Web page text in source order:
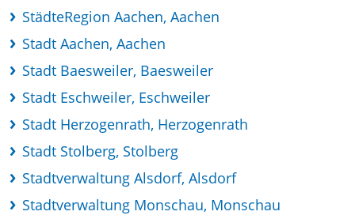
StädteRegion Aachen, Aachen
Stadt Aachen, Aachen
Stadt Baesweiler, Baesweiler
Stadt Eschweiler, Eschweiler
Stadt Herzogenrath, Herzogenrath
Stadt Stolberg, Stolberg
Stadtverwaltung Alsdorf, Alsdorf
Stadtverwaltung Monschau, Monschau